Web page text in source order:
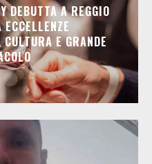
DEBUTTA A REGGIO
E GRANDE